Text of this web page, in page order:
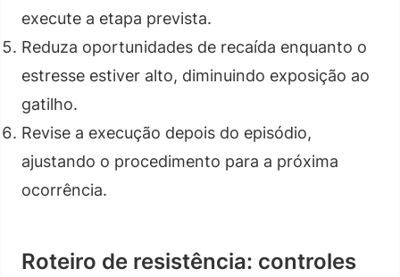
execute a etapa prevista.
Reduza oportunidades de recaída enquanto o
estresse estiver alto, diminuindo exposição ao
gatilho.
Revise a execução depois do episódio,
ajustando o procedimento para a próxima
ocorrência.
Roteiro de resistência: controles